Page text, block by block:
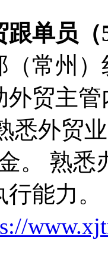
单员（
（常州
外贸主
悉外贸
。 熟
能力。